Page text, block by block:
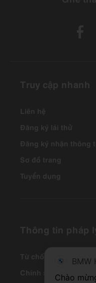
Từ chối trách nhiệm
Chính sách Thanh toán
BMW
Chào